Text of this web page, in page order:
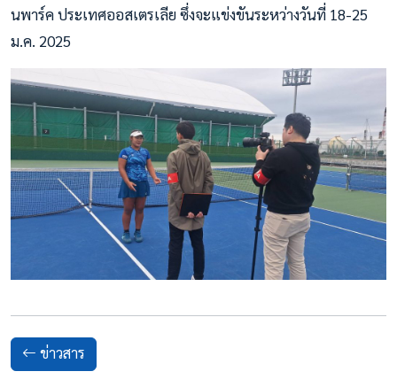
นพาร์ค ประเทศออสเตรเลีย ซึ่งจะแข่งขันระหว่างวันที่ 18-25
ม.ค. 2025
ข่าวสาร